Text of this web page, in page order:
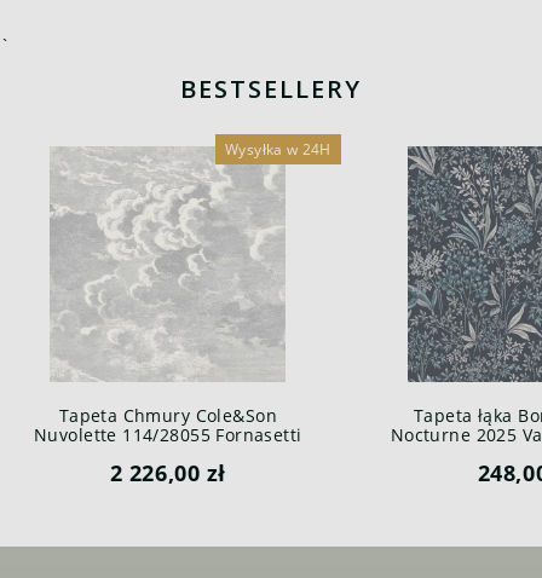
`
BESTSELLERY
Tapeta Chmury Cole&Son
Nuvolette 114/28055 Fornasetti
2 226,00 zł
Wysyłka w 24H
Tapeta łąka
Nocturne 2025